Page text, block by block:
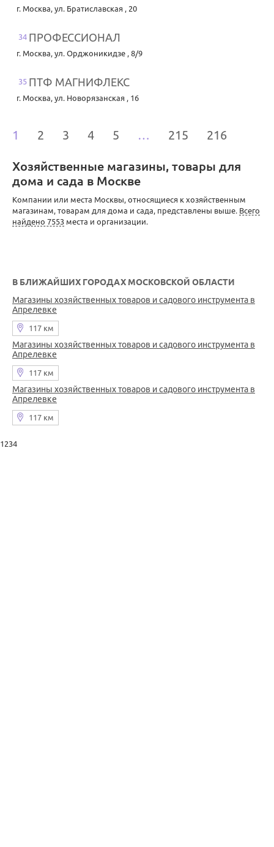
г. Москва, ул. Братиславская , 20
34 ПРОФЕССИОНАЛ
г. Москва, ул. Орджоникидзе , 8/9
35 ПТФ МАГНИФЛЕКС
г. Москва, ул. Новорязанская , 16
1 2 3 4 5 … 215 216
Хозяйственные магазины, товары для
дома и сада в Москве
Компании или места Москвы, относящиеся к хозяйственным
магазинам, товарам для дома и сада, представлены выше. Всего
найдено 7553 места и организации.
В БЛИЖАЙШИХ ГОРОДАХ МОСКОВСКОЙ ОБЛАСТИ
Магазины хозяйственных товаров и садового инструмента в
Апрелевке
117 км
Магазины хозяйственных товаров и садового инструмента в
Апрелевке
117 км
Магазины хозяйственных товаров и садового инструмента в
Апрелевке
117 км
1234